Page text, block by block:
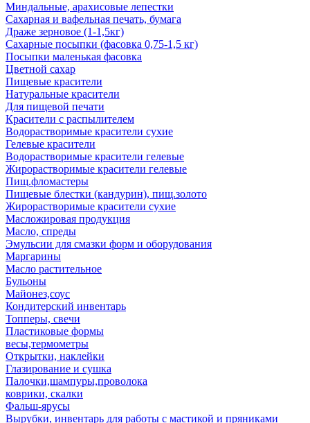
Миндальные, арахисовые лепестки
Сахарная и вафельная печать, бумага
Драже зерновое (1-1,5кг)
Сахарные посыпки (фасовка 0,75-1,5 кг)
Посыпки маленькая фасовка
Цветной сахар
Пищевые красители
Натуральные красители
Для пищевой печати
Красители с распылителем
Водорастворимые красители сухие
Гелевые красители
Водорастворимые красители гелевые
Жирорастворимые красители гелевые
Пищ.фломастеры
Пищевые блестки (кандурин), пищ.золото
Жирорастворимые красители сухие
Масложировая продукция
Масло, спреды
Эмульсии для смазки форм и оборудования
Маргарины
Масло растительное
Бульоны
Майонез,соус
Кондитерский инвентарь
Топперы, свечи
Пластиковые формы
весы,термометры
Открытки, наклейки
Глазирование и сушка
Палочки,шампуры,проволока
коврики, скалки
Фальш-ярусы
Вырубки, инвентарь для работы с мастикой и пряниками